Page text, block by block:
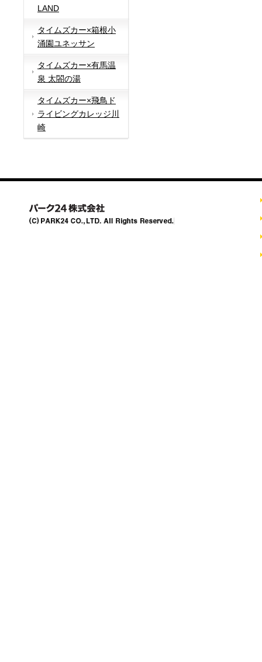
LAND
タイムズカー×箱根小
涌園ユネッサン
タイムズカー×有馬温
泉 太閤の湯
タイムズカー×飛鳥ド
ライビングカレッジ川
崎